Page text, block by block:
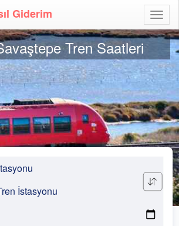
Aç
Giderim
Tren Saatleri